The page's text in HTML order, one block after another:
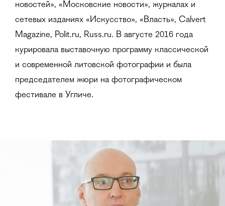
новостей», «Московские новости», журналах и
сетевых изданиях «Искусство», «Власть», Calvert
Magazine, Polit.ru, Russ.ru. В августе 2016 года
курировала выставочную программу классической
и современной литовской фотографии и была
председателем жюри на фотографическом
фестивале в Угличе.